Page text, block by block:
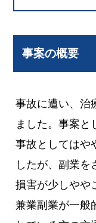
事案の概要
事故に遭い、治
ました。事案と
事故としてはや
したが、副業を
損害が少しやや
兼業副業が一般